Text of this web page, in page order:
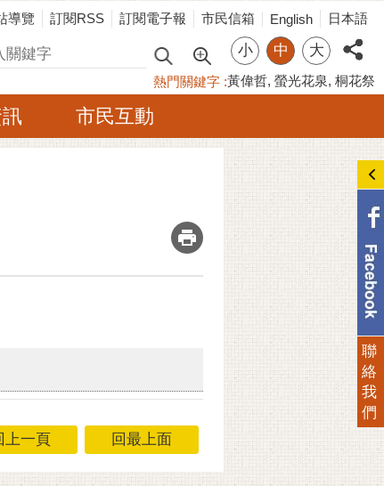
導覽 訂閱RSS 訂閱電子報 市民信箱 English 日本語
小 中 大
熱門關鍵字 黃偉哲 螢光花泉 桐花祭
市民互動
_
上一頁 回最上面
聯
絡
我
們